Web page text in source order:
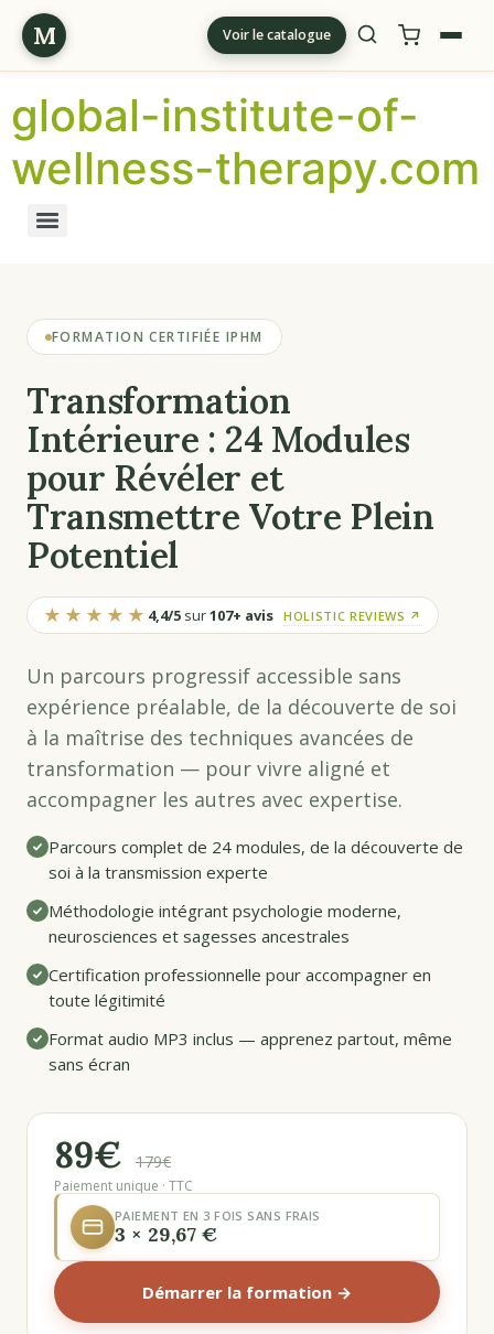
M Voir le catalogue
global-institute-of-
wellness-therapy.com
FORMATION CERTIFIÉE IPHM
Transformation
Intérieure : 24 Modules
pour Révéler et
Transmettre Votre Plein
Potentiel
★★★★★ 4,4/5 sur107+ avis HOLISTIC REVIEWS ↗
Un parcours progressif accessible sans
expérience préalable, de la découverte de soi
à la maîtrise des techniques avancées de
transformation — pour vivre aligné et
accompagner les autres avec expertise.
Parcours complet de 24 modules, de la découverte de
soi à la transmission experte
Méthodologie intégrant psychologie moderne,
neurosciences et sagesses ancestrales
Certification professionnelle pour accompagner en
toute légitimité
Format audio MP3 inclus — apprenez partout, même
sans écran
89€ 179€
Paiement unique · TTC
PAIEMENT EN 3 FOIS SANS FRAIS
3 × 29,67 €
Démarrer la formation →